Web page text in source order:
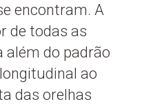
encontram. A
de todas as
além do padrão
ao
das orelhas